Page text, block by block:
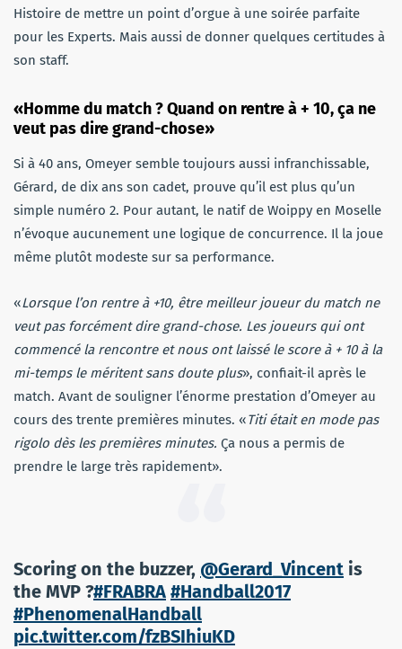
Histoire de mettre un point d’orgue à une soirée parfaite
pour les Experts. Mais aussi de donner quelques certitudes à
son staff.
«Homme du match ? Quand on rentre à + 10, ça ne
veut pas dire grand-chose»
Si à 40 ans, Omeyer semble toujours aussi infranchissable,
Gérard, de dix ans son cadet, prouve qu’il est plus qu’un
simple numéro 2. Pour autant, le natif de Woippy en Moselle
n’évoque aucunement une logique de concurrence. Il la joue
même plutôt modeste sur sa performance.
«Lorsque l’on rentre à +10, être meilleur joueur du match ne
veut pas forcément dire grand-chose. Les joueurs qui ont
commencé la rencontre et nous ont laissé le score à + 10 à la
mi-temps le méritent sans doute plus», confiait-il après le
match. Avant de souligner l’énorme prestation d’Omeyer au
cours des trente premières minutes. «Titi était en mode pas
rigolo dès les premières minutes. Ça nous a permis de
prendre le large très rapidement».
Scoring on the buzzer, @Gerard_Vincent is
the MVP ?#FRABRA #Handball2017
#PhenomenalHandball
pic.twitter.com/fzBSIhiuKD